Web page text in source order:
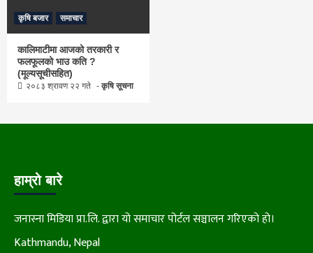
कृषि बजार समाचार
कालिमाटीमा आजको तरकारी र
फलफूलको भाउ कति ?
(मूल्यसूचीसहित)
२०८३ श्रावण २२ गते कृषि सूचना
हाम्रो बारे
जनास्ना मिडिया प्रा.लि. द्वारा यो समाचार पोर्टल सञ्चालन गरिएको हो।
Kathmandu, Nepal